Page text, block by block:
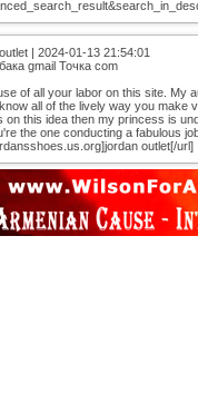
| 2024-01-13 21:54:01
gmail Точка com
of all your labor on this site. My
all of the lively way you make
on this idea then my princess is
the one conducting a fabulous
outlet[/url]